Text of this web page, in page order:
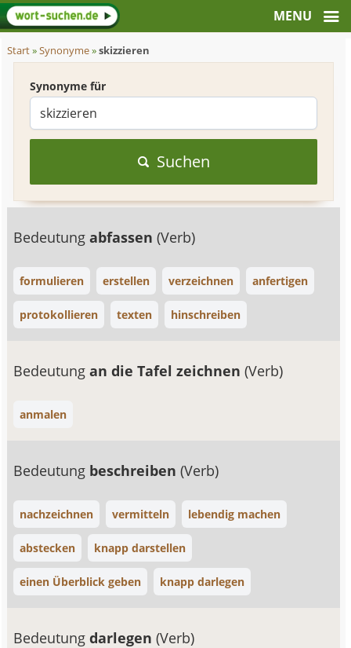
Start»Synonyme»skizzieren
Synonyme für
Suchen
Bedeutungabfassen(Verb)
formulieren erstellen verzeichnen anfertigen
protokollieren texten hinschreiben
Bedeutungan die Tafel zeichnen(Verb)
anmalen
Bedeutung beschreiben(Verb)
nachzeichnen vermitteln lebendig machen
abstecken knapp darstellen
einen Überblick geben knapp darlegen
Bedeutungdarlegen(Verb)